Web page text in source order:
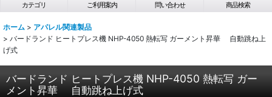
カテゴリ ご利用案内 問い合わせ 商品検索
ホーム > アパレル関連製品
> バードランド ヒートプレス機 NHP-4050 熱転写 ガーメント昇華 自動跳ね上
げ式
バードランド ヒートプレス機 NHP-4050 熱転写 ガー
メント昇華 自動跳ね上げ式